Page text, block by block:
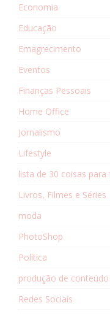
Economia
Educação
Emagrecimento
Eventos
Finanças Pessoais
Home Office
Jornalismo
Lifestyle
lista de 30 coisas
Livros, Filmes e Séries
moda
PhotoShop
Política
produção de conteúdo
Redes Sociais